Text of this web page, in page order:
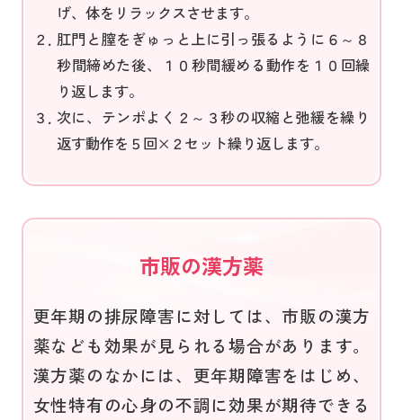
げ、体をリラックスさせます。
２．肛門と膣をぎゅっと上に引っ張るように６～８
秒間締めた後、１０秒間緩める動作を１０回繰
り返します。
３．次に、テンポよく２～３秒の収縮と弛緩を繰り
返す動作を５回×２セット繰り返します。
市販の漢方薬
更年期の排尿障害に対しては、市販の漢方
薬なども効果が見られる場合があります。
漢方薬のなかには、更年期障害をはじめ、
女性特有の心身の不調に効果が期待できる